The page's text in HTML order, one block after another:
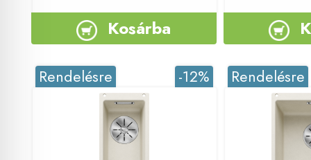
Kosárba
-12%
Rendelésre Rendelésre